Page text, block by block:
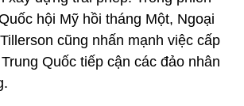
hội Mỹ hồi tháng Một, Ngoại
cũng nhấn mạnh việc cấp
Quốc tiếp cận các đảo nhân